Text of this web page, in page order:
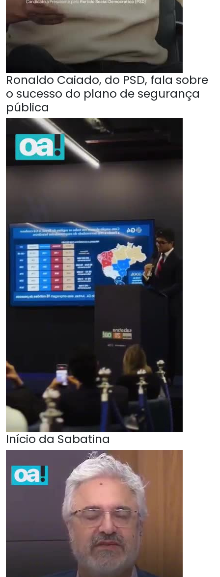
Ronaldo Caiado, do PSD, fala sobre
o sucesso do plano de segurança
pública
Início da Sabatina